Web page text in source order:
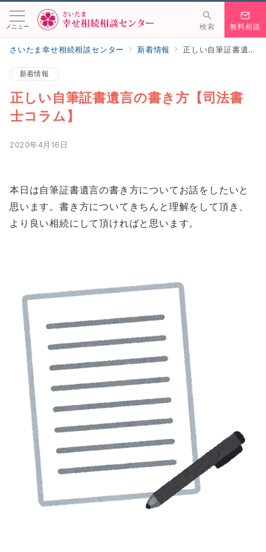
メニュー 検索 無料相談
さいたま幸せ相続相談センター 新着情報 正しい自筆証書遺言の書き方【司法書士コラム】
新着情報
正しい自筆証書遺言の書き方【司法書
士コラム】
2020年4月16日
本日は自筆証書遺言の書き方についてお話をしたいと
思います。書き方についてきちんと理解をして頂き、
より良い相続にして頂ければと思います。